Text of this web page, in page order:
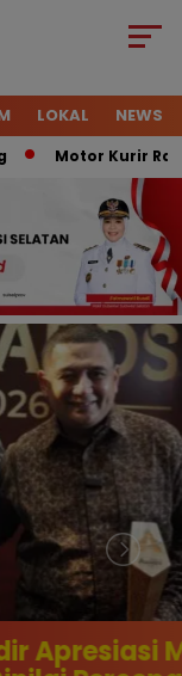
LOKAL NEWS
Kurir Raib
MYP